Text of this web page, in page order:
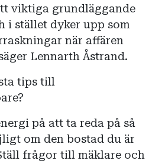
viktiga grundläggande
i stället dyker upp som
när affären
Lennarth Åstrand.
tips till
på att ta reda på så
om den bostad du är
frågor till mäklare och